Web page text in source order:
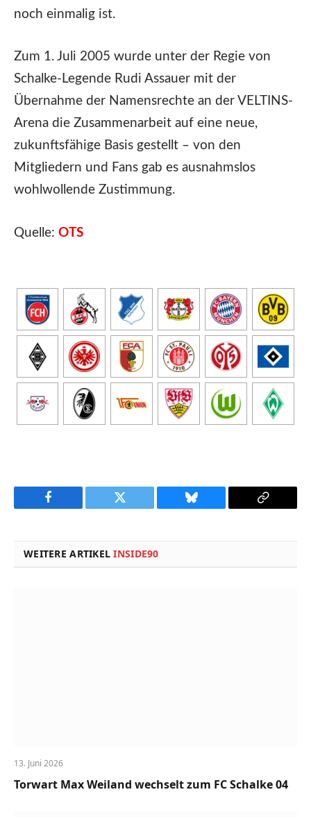
noch einmalig ist.
Zum 1. Juli 2005 wurde unter der Regie von
Schalke-Legende Rudi Assauer mit der
Übernahme der Namensrechte an der VELTINS-
Arena die Zusammenarbeit auf eine neue,
zukunftsfähige Basis gestellt – von den
Mitgliedern und Fans gab es ausnahmslos
wohlwollende Zustimmung.
Quelle: OTS
Facebook Twitter Bluesky
Copy
WEITERE ARTIKELINSIDE90
13. Juni 2026
Torwart Max Weiland wechselt zum FC Schalke 04